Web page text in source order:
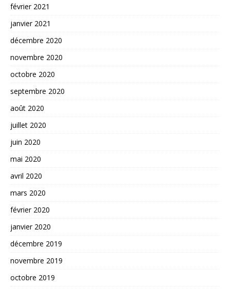
février 2021
janvier 2021
décembre 2020
novembre 2020
octobre 2020
septembre 2020
août 2020
juillet 2020
juin 2020
mai 2020
avril 2020
mars 2020
février 2020
janvier 2020
décembre 2019
novembre 2019
octobre 2019